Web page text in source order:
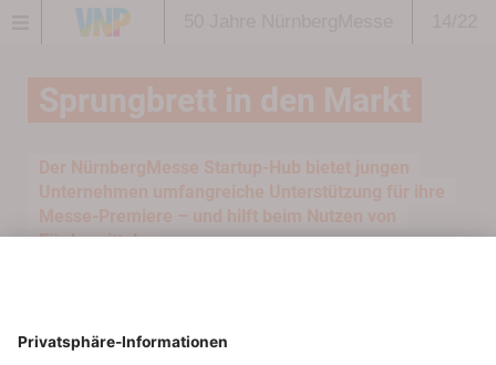
Sprungbrett in den Markt
Der NürnbergMesse Startup-Hub bietet jungen
Unternehmen umfangreiche Unterstützung für ihre
Messe-Premiere – und hilft beim Nutzen von
Fördermitteln